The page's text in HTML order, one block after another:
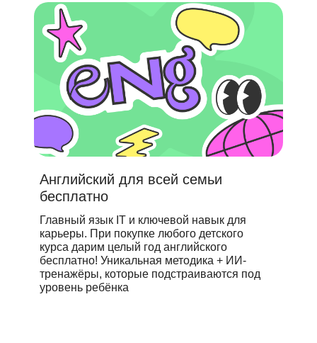
Английский для всей семьи
бесплатно
Главный язык IT и ключевой навык для
карьеры. При покупке любого детского
курса дарим целый год английского
бесплатно! Уникальная методика + ИИ-
тренажёры, которые подстраиваются под
уровень ребёнка